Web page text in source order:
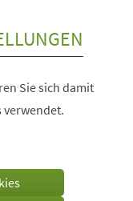
Sie sich damit
verwendet.